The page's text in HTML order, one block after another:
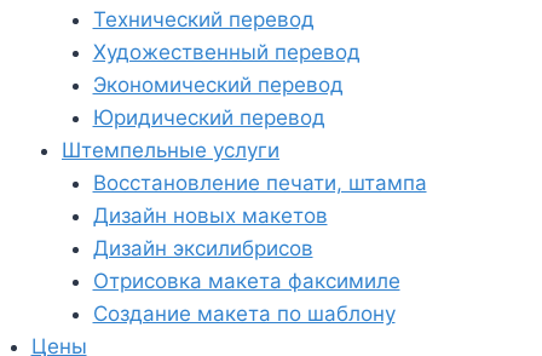
Технический перевод
Художественный перевод
Экономический перевод
Юридический перевод
Штемпельные услуги
Восстановление печати, штампа
Дизайн новых макетов
Дизайн эксилибрисов
Отрисовка макета факсимиле
Создание макета по шаблону
Цены